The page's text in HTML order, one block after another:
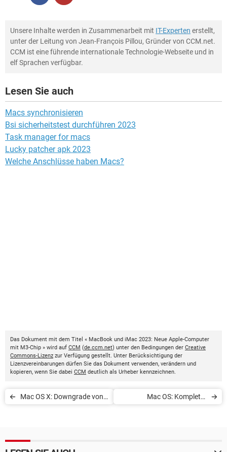
Unsere Inhalte werden in Zusammenarbeit mit IT-Experten erstellt,
unter der Leitung von Jean-François Pillou, Gründer von CCM.net.
CCM ist eine führende internationale Technologie-Webseite und in
elf Sprachen verfügbar.
Lesen Sie auch
Macs synchronisieren
Bsi sicherheitstest durchführen 2023
Task manager for macs
Lucky patcher apk 2023
Welche Anschlüsse haben Macs?
Das Dokument mit dem Titel « MacBook und iMac 2023: Neue Apple-Computer
mit M3-Chip » wird auf CCM (de.ccm.net) unter den Bedingungen der Creative
Commons-Lizenz zur Verfügung gestellt. Unter Berücksichtigung der
Lizenzvereinbarungen dürfen Sie das Dokument verwenden, verändern und
kopieren, wenn Sie dabei CCM deutlich als Urheber kennzeichnen.
Mac OS X: Downgrade von
Mac OS: Komplette